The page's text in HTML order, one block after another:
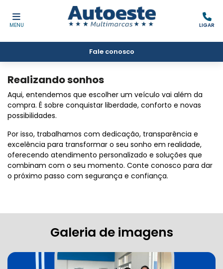
MENU LIGAR
Fale conosco
Realizando sonhos
Aqui, entendemos que escolher um veículo vai além da
compra. É sobre conquistar liberdade, conforto e novas
possibilidades.
Por isso, trabalhamos com dedicação, transparência e
excelência para transformar o seu sonho em realidade,
oferecendo atendimento personalizado e soluções que
combinam com o seu momento. Conte conosco para dar
o próximo passo com segurança e confiança.
Galeria de imagens